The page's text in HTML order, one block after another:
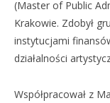
(Master of Public
Krakowie. Zdobył
instytucjami
działalności
Współpracował z